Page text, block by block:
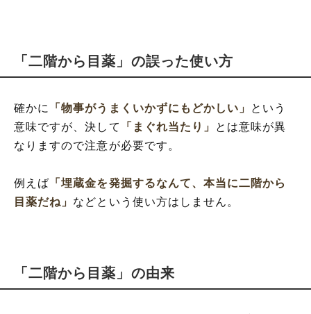
「二階から目薬」の誤った使い方
確かに 「物事がうまくいかずにもどかしい」 という
意味ですが、決して
「まぐれ当たり」
とは意味が異
なりますので注意が必要です。
例えば 「埋蔵金を発掘するなんて、本当に二階から
目薬だね」 などという使い方はしません。
「二階から目薬」の由来